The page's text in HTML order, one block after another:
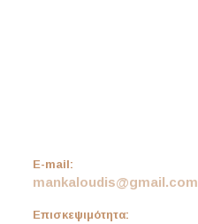
E-mail:
mankaloudis@gmail.com
Επισκεψιμότητα: